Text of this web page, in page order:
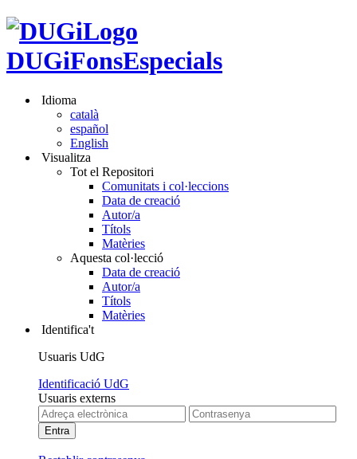
DUGiFonsEspecials
Idioma
català
español
English
Visualitza
Tot el Repositori
Comunitats i col·leccions
Data de creació
Autor/a
Títols
Matèries
Aquesta col·lecció
Data de creació
Autor/a
Títols
Matèries
Identifica't
Usuaris UdG
Identificació UdG
Usuaris externs